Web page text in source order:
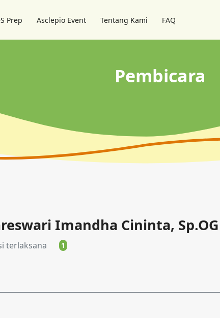
Prep Asclepio Event Tentang Kami FAQ
Pembicara
Imandha Cininta, Sp.OG
terlaksana 1